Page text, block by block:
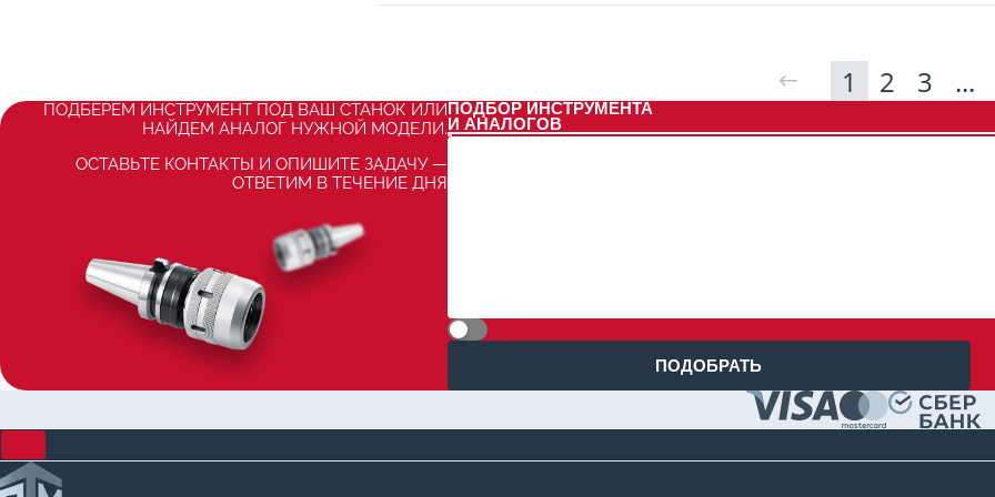
1 2 3 ...
ПОДБЕРЕМ ИНСТРУМЕНТ ПОД ВАШ СТАНОК ИЛИ
НАЙДЕМ АНАЛОГ НУЖНОЙ МОДЕЛИ.
ОСТАВЬТЕ КОНТАКТЫ И ОПИШИТЕ ЗАДАЧУ —
ОТВЕТИМ В ТЕЧЕНИЕ ДНЯ
ПОДБОР ИНСТРУМЕНТА
И АНАЛОГОВ
ПОДОБРАТЬ